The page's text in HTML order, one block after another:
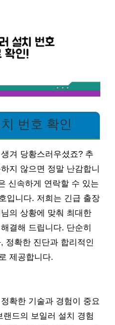
번호 확인
겨 당황스러우셨죠? 추
지 않으면 정말 난감합니
신속하게 연락할 수 있는
입니다. 저희는 긴급 출장
의 상황에 맞춰 최대한
결해 드립니다. 단순히
정확한 진단과 합리적인
제공합니다.
확한 기술과 경험이 중요
드의 보일러 설치 경험